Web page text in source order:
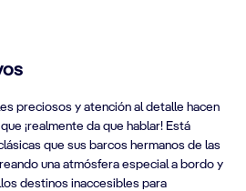
preciosos y atención al detalle hacen
¡realmente da que hablar! Está
que sus barcos hermanos de las
una atmósfera especial a bordo y
destinos inaccesibles para